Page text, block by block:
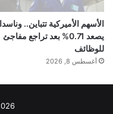
الأسهم الأميركية تتباين..
يصعد 0.71% بعد تراجع مفاجئ
للوظائف
أغسطس 8, 2026